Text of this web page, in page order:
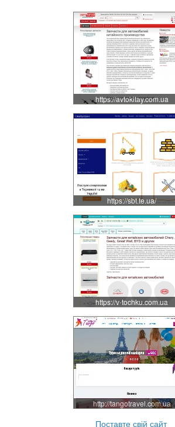
https://avtokitay.com.ua
https://sbt.te.ua/
https://v-tochku.com.ua
http://tangotravel.com.ua
Поставте свій сайт